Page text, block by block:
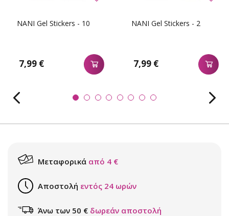
NANI Gel Stickers - 10
7,99 €
NANI Gel Stickers - 2
7,99 €
Μεταφορικά από 4 €
Αποστολή εντός 24 ωρών
Άνω των 50 € δωρεάν αποστολή